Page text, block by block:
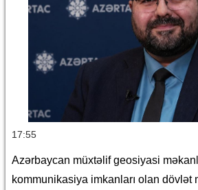
17:55
Azərbaycan müxtəlif geosiyasi
kommunikasiya imkanları olan dövlət